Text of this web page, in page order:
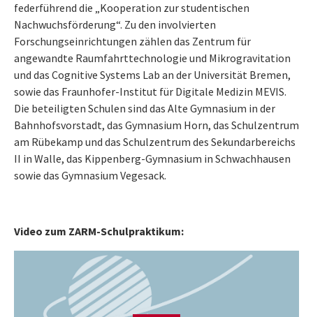
federführend die „Kooperation zur studentischen
Nachwuchsförderung“. Zu den involvierten
Forschungseinrichtungen zählen das Zentrum für
angewandte Raumfahrttechnologie und Mikrogravitation
und das Cognitive Systems Lab an der Universität Bremen,
sowie das Fraunhofer-Institut für Digitale Medizin MEVIS.
Die beteiligten Schulen sind das Alte Gymnasium in der
Bahnhofsvorstadt, das Gymnasium Horn, das Schulzentrum
am Rübekamp und das Schulzentrum des Sekundarbereichs
II in Walle, das Kippenberg-Gymnasium in Schwachhausen
sowie das Gymnasium Vegesack.
Video zum ZARM-Schulpraktikum:
Press Enter to load YouTube video